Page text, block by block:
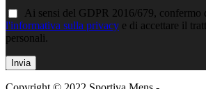
Ai sensi del GDPR 2016/679, confermo
l'informativa sulla privacy e di accettare il
personali.